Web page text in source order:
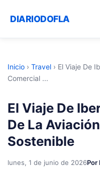
DIARIODOFLA
Inicio › Travel › El Viaje De
Comercial ...
El Viaje De
De La
Sostenible
lunes, 1 de junio de 2026Por